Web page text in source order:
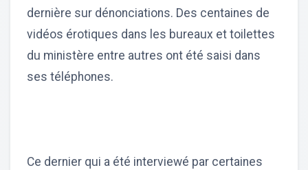
dernière sur dénonciations. Des centaines de
vidéos érotiques dans les bureaux et toilettes
du ministère entre autres ont été saisi dans
ses téléphones.
Ce dernier qui a été interviewé par certaines